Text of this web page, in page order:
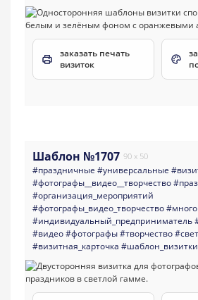
заказать печать
визиток
Шаблон №1707 90 x 50
#праздничные #универсальные
#фотографы__видео__творчество
#организация_мероприятий
#фотографы_видео_творчество
#индивидуальный_предприниматель
#видео#фотографы#творчество
#визитная_карточка #шаблон_визитки